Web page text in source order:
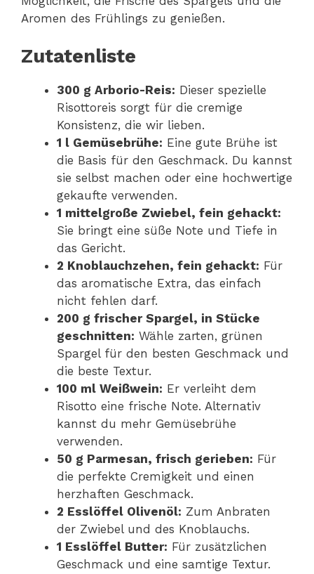
Aromen des Frühlings zu genießen.
Zutatenliste
300 g Arborio-Reis: Dieser spezielle
Risottoreis sorgt für die cremige
Konsistenz, die wir lieben.
1 l Gemüsebrühe: Eine gute Brühe ist
die Basis für den Geschmack. Du kannst
sie selbst machen oder eine hochwertige
gekaufte verwenden.
1 mittelgroße Zwiebel, fein gehackt:
Sie bringt eine süße Note und Tiefe in
das Gericht.
2 Knoblauchzehen, fein gehackt: Für
das aromatische Extra, das einfach
nicht fehlen darf.
200 g frischer Spargel, in Stücke
geschnitten: Wähle zarten, grünen
Spargel für den besten Geschmack und
die beste Textur.
100 ml Weißwein: Er verleiht dem
Risotto eine frische Note. Alternativ
kannst du mehr Gemüsebrühe
verwenden.
50 g Parmesan, frisch gerieben: Für
die perfekte Cremigkeit und einen
herzhaften Geschmack.
2 Esslöffel Olivenöl: Zum Anbraten
der Zwiebel und des Knoblauchs.
1 Esslöffel Butter: Für zusätzlichen
Geschmack und eine samtige Textur.